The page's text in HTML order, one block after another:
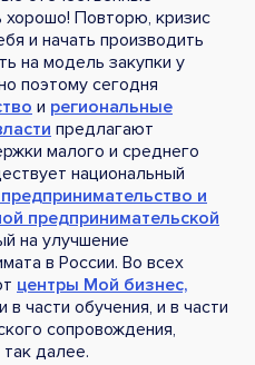
хорошо! Повторю, кризис
и начать производить
на модель закупки у
поэтому сегодня
и региональные
предлагают
малого и среднего
национальный
и
предпринимательской
на улучшение
в России. Во всех
центры Мой бизнес,
части обучения, и в части
сопровождения,
далее.